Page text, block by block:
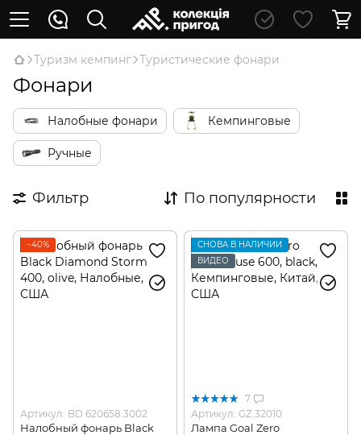
Туризм кемпинг Туристические фонари
Фонари
Налобные фонари Кемпинговые
Ручные
Фильтр По популярности
−40%
Артикул: BD 620658.3002
Налобный фонарь Black
СНОВА В НАЛИЧИИ
ВИДЕО
7
Артикул: GZ.32010
Лампа Goal Zero